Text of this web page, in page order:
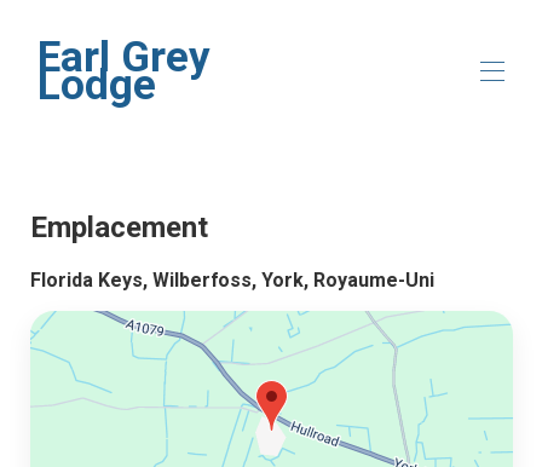
Earl Grey
Lodge
Disponibilité
Avis
Contact
Emplacement
Florida Keys, Wilberfoss, York, Royaume-Uni